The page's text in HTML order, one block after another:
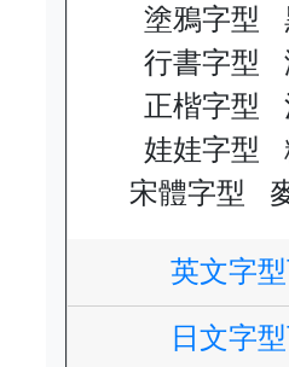
塗鴉字型
行書字型
正楷字型
娃娃字型
宋體字型
英文字
日文字